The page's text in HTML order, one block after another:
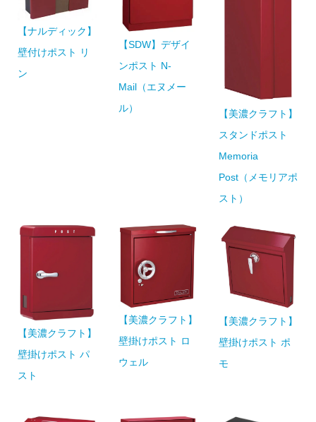
【ナルディック】
壁付けポスト リ
ン
【SDW】デザイ
ンポスト N-
Mail（エヌメー
ル）
【美濃クラフト】
スタンドポスト
Memoria
Post（メモリアポ
スト）
【美濃クラフト】
壁掛けポスト パ
スト
【美濃クラフト】
壁掛けポスト ロ
ウェル
【美濃クラフト】
壁掛けポスト ポ
モ